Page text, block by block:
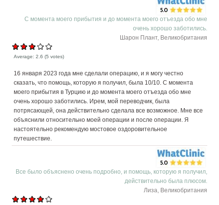
С момента моего прибытия и до момента моего отъезда обо мне
очень хорошо заботились.
Шарон Плант, Великобритания
Average:2.6 (5 votes)
16 января 2023 года мне сделали операцию, и я могу честно
сказать, что помощь, которую я получил, была 10/10. С момента
моего прибытия в Турцию и до момента моего отъезда обо мне
очень хорошо заботились. Ирем, мой переводчик, была
потрясающей, она действительно сделала все возможное. Мне все
объяснили относительно моей операции и после операции. Я
настоятельно рекомендую мостовое оздоровительное
путешествие.
Все было объяснено очень подробно, и помощь, которую я получил,
действительно была плюсом.
Лиза, Великобритания